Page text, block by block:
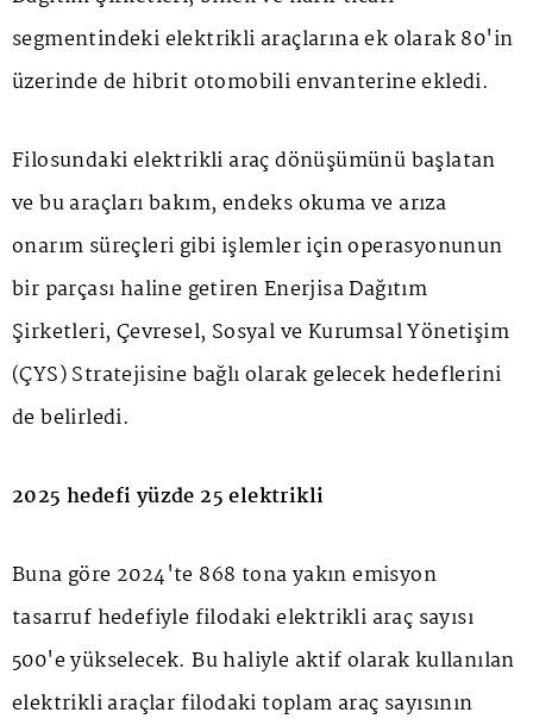
segmentindeki elektrikli araçlarına ek olarak 80'in
üzerinde de hibrit otomobili envanterine ekledi.
Filosundaki elektrikli araç dönüşümünü başlatan
ve bu araçları bakım, endeks okuma ve arıza
onarım süreçleri gibi işlemler için operasyonunun
bir parçası haline getiren Enerjisa Dağıtım
Şirketleri, Çevresel, Sosyal ve Kurumsal Yönetişim
(ÇYS) Stratejisine bağlı olarak gelecek hedeflerini
de belirledi.
2025 hedefi yüzde 25 elektrikli
Buna göre 2024'te 868 tona yakın emisyon
tasarruf hedefiyle filodaki elektrikli araç sayısı
500'e yükselecek. Bu haliyle aktif olarak kullanılan
elektrikli araçlar filodaki toplam araç sayısının